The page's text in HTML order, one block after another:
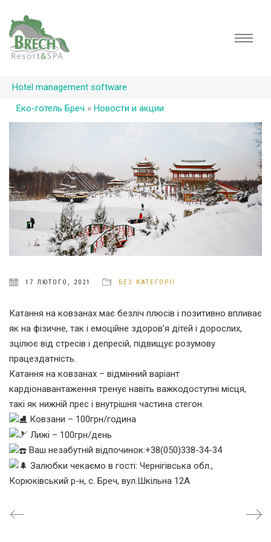
Hotel management software
Еко-готель Бреч » Новости и акции
17 ЛЮТОГО, 2021 БЕЗ КАТЕГОРІЇ
Катання на ковзанах має безліч плюсів і позитивно впливає
як на фізичне, так і емоційне здоров’я дітей і дорослих,
зцілює від стресів і депресій, підвищує розумову
працездатність.
Катання на ковзанах – відмінний варіант
кардіонавантаження тренує навіть важкодоступні місця,
такі як нижній прес і внутрішня частина стегон.
Ковзани – 100грн/година
Лижі – 100грн/день
Ваш незабутній відпочинок:+38(050)338-34-34
Залюбки чекаємо в гості: Чернігівська обл.,
Корюківський р-н, с. Бреч, вул.Шкільна 12А